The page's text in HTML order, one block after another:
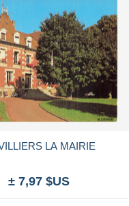
LA MAIRIE
± 7,97 $US